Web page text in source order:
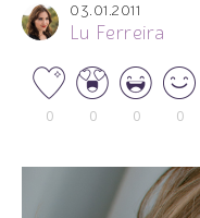
03.01.2011
Lu Ferreira
0 0 0 0